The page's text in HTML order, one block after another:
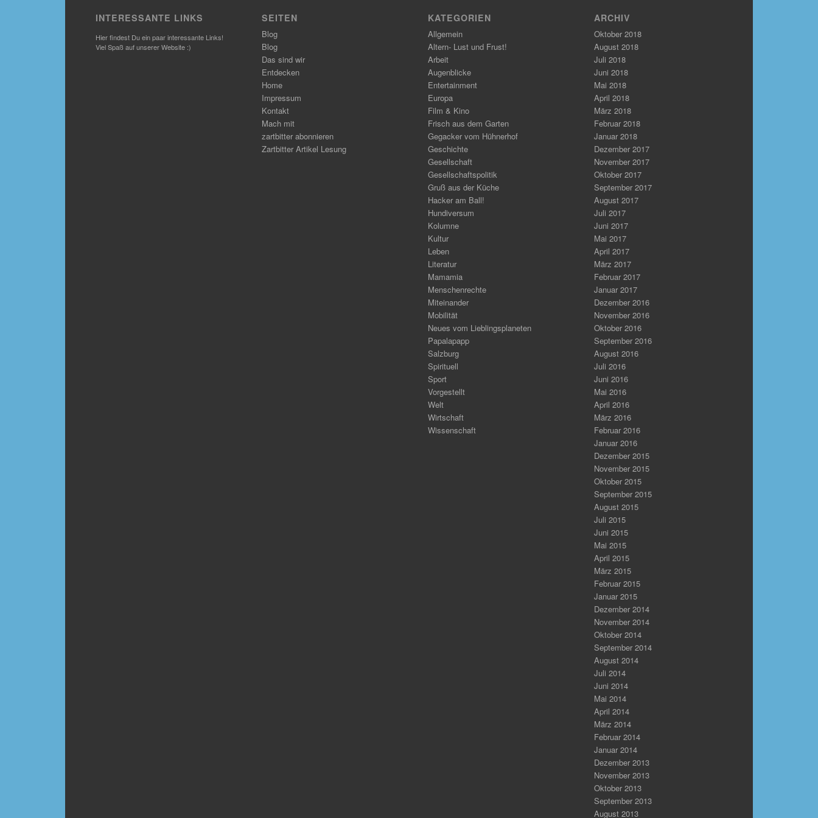
INTERESSANTE LINKS
Hier findest Du ein paar interessante Links!
Viel Spaß auf unserer Website :)
SEITEN
Blog
Blog
Das sind wir
Entdecken
Home
Impressum
Kontakt
Mach mit
zartbitter abonnieren
Zartbitter Artikel Lesung
KATEGORIEN
Allgemein
Altern- Lust und Frust!
Arbeit
Augenblicke
Entertainment
Europa
Film & Kino
Frisch aus dem Garten
Gegacker vom Hühnerhof
Geschichte
Gesellschaft
Gesellschaftspolitik
Gruß aus der Küche
Hacker am Ball!
Hundiversum
Kolumne
Kultur
Leben
Literatur
Mamamia
Menschenrechte
Miteinander
Mobilität
Neues vom Lieblingsplaneten
Papalapapp
Salzburg
Spirituell
Sport
Vorgestellt
Welt
Wirtschaft
Wissenschaft
ARCHIV
Oktober 2018
August 2018
Juli 2018
Juni 2018
Mai 2018
April 2018
März 2018
Februar 2018
Januar 2018
Dezember 2017
November 2017
Oktober 2017
September 2017
August 2017
Juli 2017
Juni 2017
Mai 2017
April 2017
März 2017
Februar 2017
Januar 2017
Dezember 2016
November 2016
Oktober 2016
September 2016
August 2016
Juli 2016
Juni 2016
Mai 2016
April 2016
März 2016
Februar 2016
Januar 2016
Dezember 2015
November 2015
Oktober 2015
September 2015
August 2015
Juli 2015
Juni 2015
Mai 2015
April 2015
März 2015
Februar 2015
Januar 2015
Dezember 2014
November 2014
Oktober 2014
September 2014
August 2014
Juli 2014
Juni 2014
Mai 2014
April 2014
März 2014
Februar 2014
Januar 2014
Dezember 2013
November 2013
Oktober 2013
September 2013
August 2013